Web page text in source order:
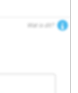
Wat is dit?